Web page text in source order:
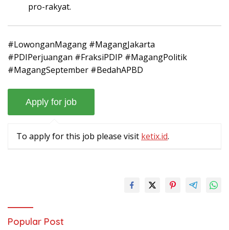
pro-rakyat.
#LowonganMagang #MagangJakarta
#PDIPerjuangan #FraksiPDIP #MagangPolitik
#MagangSeptember #BedahAPBD
To apply for this job please visit ketix.id.
Popular Post